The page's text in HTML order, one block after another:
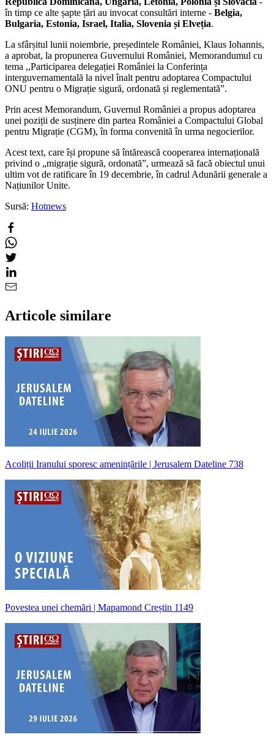
în timp ce alte șapte țări au invocat consultări interne - Belgia,
Bulgaria, Estonia, Israel, Italia, Slovenia și Elveția.
La sfârșitul lunii noiembrie, președintele României, Klaus Iohannis,
a aprobat, la propunerea Guvernului României, Memorandumul cu
tema ,,Participarea delegației României la Conferința
interguvernamentală la nivel înalt pentru adoptarea Compactului
ONU pentru o Migrație sigură, ordonată și reglementată”.
Prin acest Memorandum, Guvernul României a propus adoptarea
unei poziții de susținere din partea României a Compactului Global
pentru Migrație (CGM), în forma convenită în urma negocierilor.
Acest text, care își propune să întărească cooperarea internațională
privind o „migrație sigură, ordonată”, urmează să facă obiectul unui
ultim vot de ratificare în 19 decembrie, în cadrul Adunării generale a
Națiunilor Unite.
Sursă: Hotnews
Articole similare
Acoliții Iranului sporesc amenințările | Jerusalem Dateline 738
Povestea unei chemări | Mapamond Creștin 1149